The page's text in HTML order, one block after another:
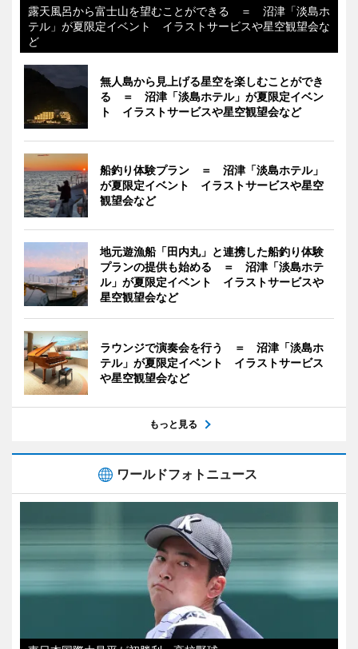
露天風呂から富士山を望むことができる ＝ 沼津「淡島ホ
テル」が夏限定イベント イラストサービスや星空観望会な
ど
無人島から見上げる星空を楽しむことができ
る ＝ 沼津「淡島ホテル」が夏限定イベン
ト イラストサービスや星空観望会など
船釣り体験プラン ＝ 沼津「淡島ホテル」
が夏限定イベント イラストサービスや星空
観望会など
地元遊漁船「田内丸」と連携した船釣り体験
プランの提供も始める ＝ 沼津「淡島ホテ
ル」が夏限定イベント イラストサービスや
星空観望会など
ラウンジで演奏会を行う ＝ 沼津「淡島ホ
テル」が夏限定イベント イラストサービス
や星空観望会など
もっと見る
ワールドフォトニュース